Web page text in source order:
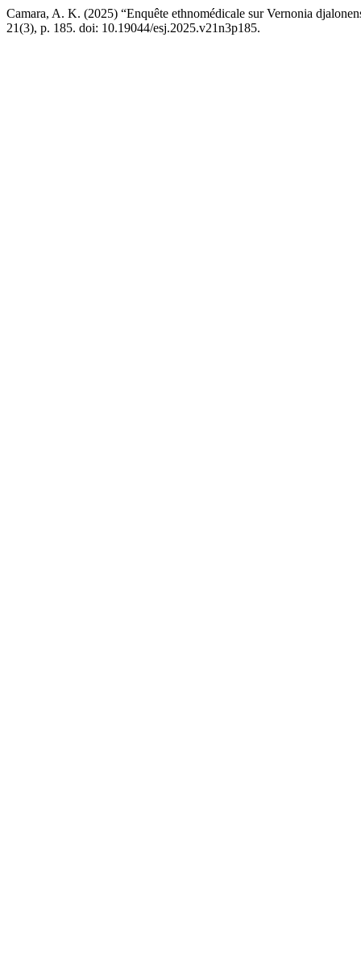
Camara, A. K. (2025) “Enquête ethnomédicale sur Vernonia
21(3), p. 185. doi: 10.19044/esj.2025.v21n3p185.